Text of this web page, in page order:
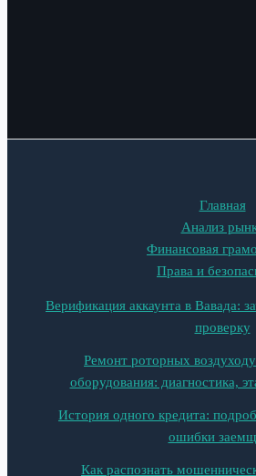
Главная
Анализ
Финансовая
Права и
Верификация аккаунта в Вавада:
проверку
Ремонт роторных
оборудования: диагностика,
История одного кредита:
ошибки
Как распознать